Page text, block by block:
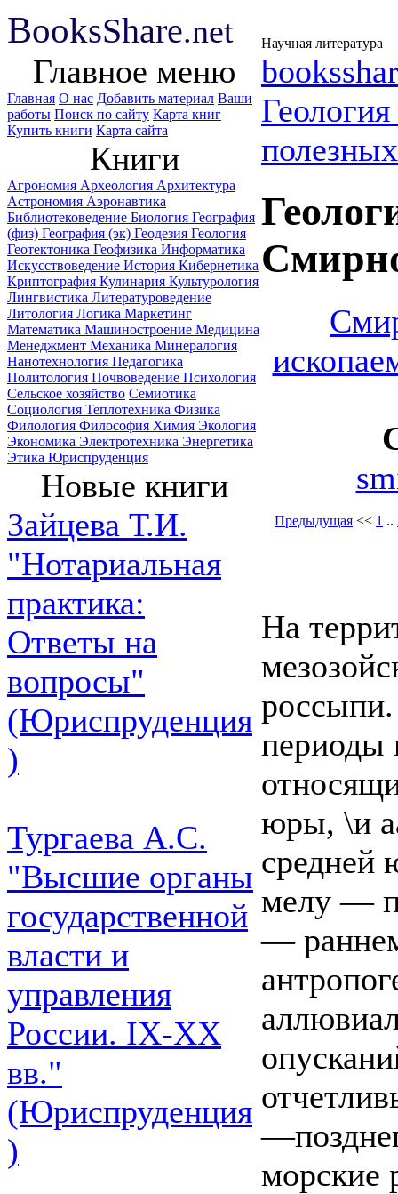
BooksShare.net Научная литература
Главное меню
Главная О нас Добавить материал Ваши
работы Поиск по сайту Карта книг
Купить книги Карта сайта
Книги
Агрономия Археология Архитектура
Астрономия Аэронавтика
Библиотековедение Биология География
(физ) География (эк) Геодезия Геология
Геотектоника Геофизика Информатика
Искусствоведение История Кибернетика
Криптография Кулинария Культурология
Лингвистика Литературоведение
Литология Логика Маркетинг
Математика Машиностроение Медицина
Менеджмент Механика Минералогия
Нанотехнология Педагогика
Политология Почвоведение Психология
Сельское хозяйство Семиотика
Социология Теплотехника Физика
Филология Философия Химия Экология
Экономика Электротехника Энергетика
Этика Юриспруденция
Новые книги
Зайцева Т.И.
"Нотариальная
практика:
Ответы на
вопросы"
(Юриспруденция
)
Тургаева А.С.
"Высшие органы
государственной
власти и
управления
России. IХ-ХХ
вв."
(Юриспруденция
)
Геология
Предыдущая << 1 ..
На
периоды
юры, \и
средней
мелу —
—
морские